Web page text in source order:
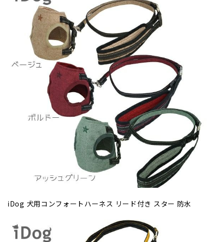
iDog 犬用コンフォートハーネス リード付き スター 防水